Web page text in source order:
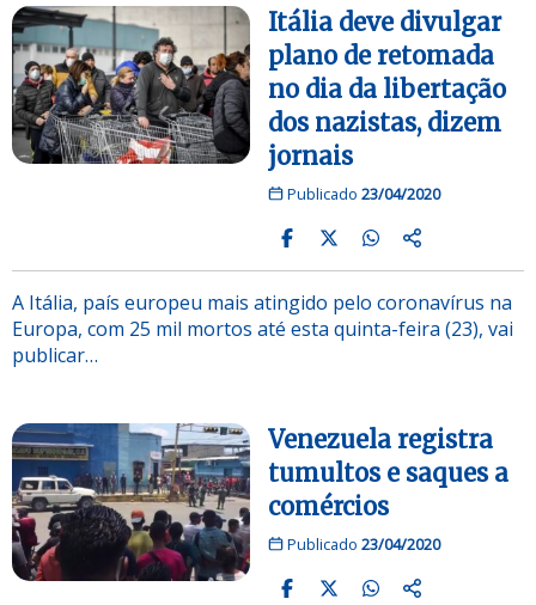
Itália deve divulgar
plano de retomada
no dia da libertação
dos nazistas, dizem
jornais
Publicado 23/04/2020
A Itália, país europeu mais atingido pelo coronavírus na
Europa, com 25 mil mortos até esta quinta-feira (23), vai
publicar…
Venezuela registra
tumultos e saques a
comércios
Publicado 23/04/2020